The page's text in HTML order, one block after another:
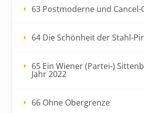
63 Postmoderne und
64 Die Schönheit der Stahl-
65 Ein Wiener (Partei-)
Jahr 2022
66 Ohne Obergrenze